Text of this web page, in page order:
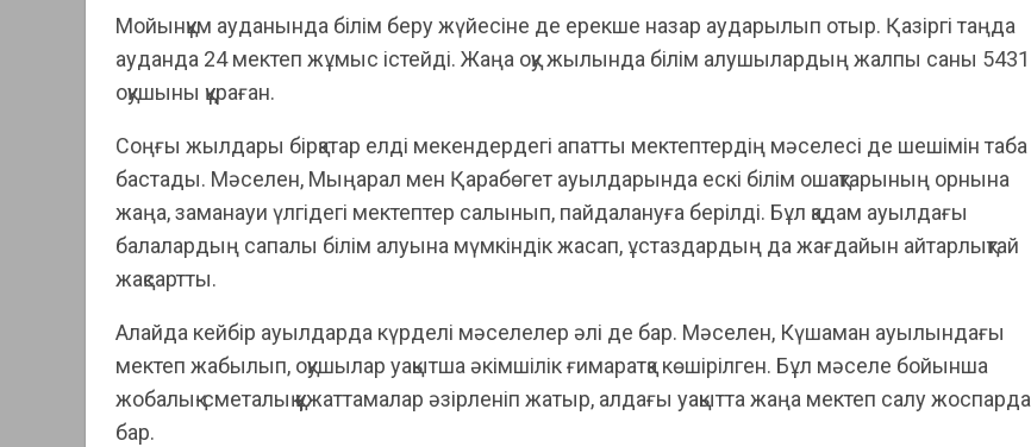
Мойынқұм ауданында білім беру жүйесіне де ерекше назар аударылып отыр. Қазіргі таңда
ауданда 24 мектеп жұмыс істейді. Жаңа оқу жылында білім алушылардың жалпы саны 5431
оқушыны құраған.
Соңғы жылдары бірқатар елді мекендердегі апатты мектептердің мәселесі де шешімін таба
бастады. Мәселен, Мыңарал мен Қарабөгет ауылдарында ескі білім ошақтарының орнына
жаңа, заманауи үлгідегі мектептер салынып, пайдалануға берілді. Бұл қадам ауылдағы
балалардың сапалы білім алуына мүмкіндік жасап, ұстаздардың да жағдайын айтарлықтай
жақсартты.
Алайда кейбір ауылдарда күрделі мәселелер әлі де бар. Мәселен, Күшаман ауылындағы
мектеп жабылып, оқушылар уақытша әкімшілік ғимаратқа көшірілген. Бұл мәселе бойынша
жобалық-сметалық құжаттамалар әзірленіп жатыр, алдағы уақытта жаңа мектеп салу жоспарда
бар.